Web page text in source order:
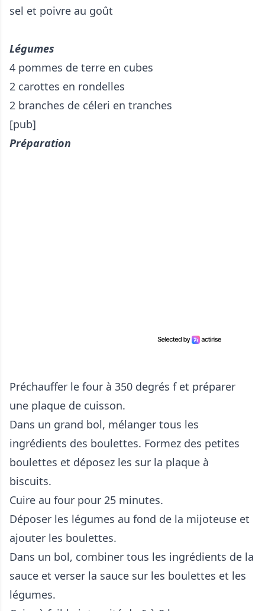
sel et poivre au goût
Légumes
4 pommes de terre en cubes
2 carottes en rondelles
2 branches de céleri en tranches
[pub]
Préparation
Préchauffer le four à 350 degrés f et préparer
une plaque de cuisson.
Dans un grand bol, mélanger tous les
ingrédients des boulettes. Formez des petites
boulettes et déposez les sur la plaque à
biscuits.
Cuire au four pour 25 minutes.
Déposer les légumes au fond de la mijoteuse et
ajouter les boulettes.
Dans un bol, combiner tous les ingrédients de la
sauce et verser la sauce sur les boulettes et les
légumes.